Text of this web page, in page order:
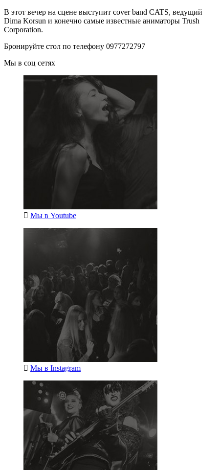
В этот вечер на сцене выступит cover band CATS, ведущий
Dima Korsun и конечно самые известные аниматоры Trush
Corporation.
Бронируйте стол по телефону 0977272797
Мы в соц сетях
Мы в Youtube
Мы в Instagram